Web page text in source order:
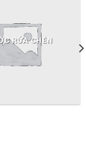
RỬA CHÉN